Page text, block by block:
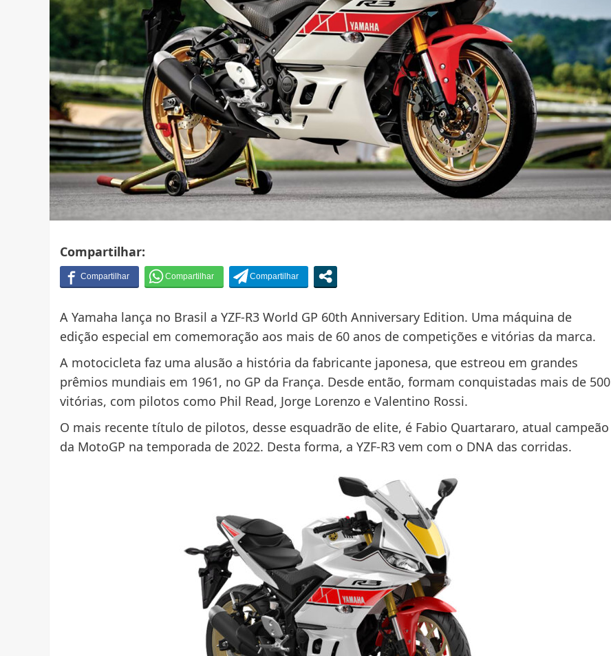
Compartilhar:
A Yamaha lança no Brasil a YZF-R3 World GP 60th Anniversary Edition. Uma máquina de
edição especial em comemoração aos mais de 60 anos de competições e vitórias da marca.
A motocicleta faz uma alusão a história da fabricante japonesa, que estreou em grandes
prêmios mundiais em 1961, no GP da França. Desde então, formam conquistadas mais de 500
vitórias, com pilotos como Phil Read, Jorge Lorenzo e Valentino Rossi.
O mais recente título de pilotos, desse esquadrão de elite, é Fabio Quartararo, atual campeão
da MotoGP na temporada de 2022. Desta forma, a YZF-R3 vem com o DNA das corridas.